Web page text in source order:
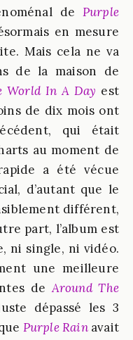
de Purple
en mesure
Mais cela ne va
de la maison de
World In A Day est
de dix mois ont
qui était
au moment de
a été vécue
d’autant que le
différent,
part, l’album est
ni single, ni vidéo.
une meilleure
de Around The
dépassé les 3
Purple Rain avait